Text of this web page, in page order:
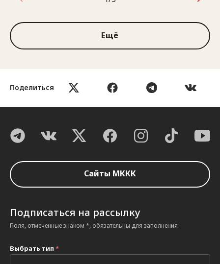
Поделиться
1 из 3
Ещё
Сайты МККК
Подписаться на рассылку
Поля, отмеченные знаком *, обязательны для заполнения
Выбрать тип *